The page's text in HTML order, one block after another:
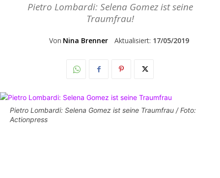
Pietro Lombardi: Selena Gomez ist seine
Traumfrau!
Von Nina Brenner Aktualisiert: 17/05/2019
Pietro Lombardi: Selena Gomez ist seine Traumfrau / Foto:
Actionpress